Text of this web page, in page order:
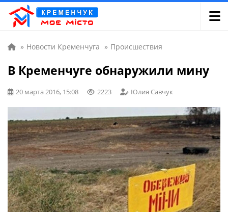
» Новости Кременчуга » Происшествия
В Кременчуге обнаружили мину
20 марта 2016, 15:08 2223 Юлия Савчук